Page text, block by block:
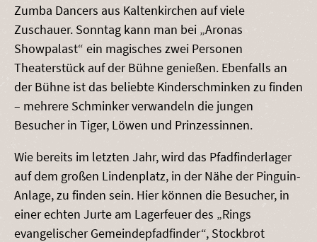
Zumba Dancers aus Kaltenkirchen auf viele
Zuschauer. Sonntag kann man bei „Aronas
Showpalast“ ein magisches zwei Personen
Theaterstück auf der Bühne genießen. Ebenfalls an
der Bühne ist das beliebte Kinderschminken zu finden
– mehrere Schminker verwandeln die jungen
Besucher in Tiger, Löwen und Prinzessinnen.
Wie bereits im letzten Jahr, wird das Pfadfinderlager
auf dem großen Lindenplatz, in der Nähe der Pinguin-
Anlage, zu finden sein. Hier können die Besucher, in
einer echten Jurte am Lagerfeuer des „Rings
evangelischer Gemeindepfadfinder“, Stockbrot